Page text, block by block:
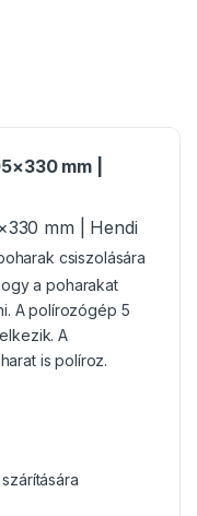
mm |
mm | Hendi
csiszolására
a poharakat
A polírozógép 5
A
is políroz.